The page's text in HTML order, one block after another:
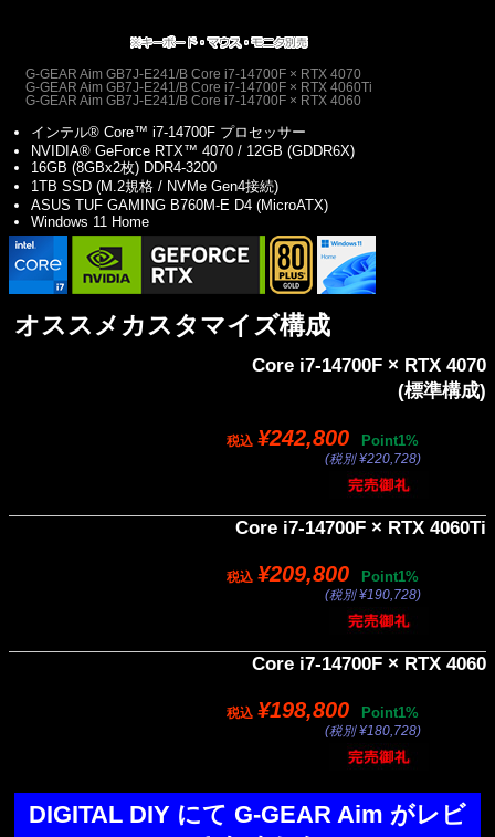
G-GEAR Aim GB7J-E241/B Core i7-14700F × RTX 4070
G-GEAR Aim GB7J-E241/B Core i7-14700F × RTX 4060Ti
G-GEAR Aim GB7J-E241/B Core i7-14700F × RTX 4060
インテル® Core™ i7-14700F プロセッサー
NVIDIA® GeForce RTX™ 4070 / 12GB (GDDR6X)
16GB (8GBx2枚) DDR4-3200
1TB SSD (M.2規格 / NVMe Gen4接続)
ASUS TUF GAMING B760M-E D4 (MicroATX)
Windows 11 Home
オススメカスタマイズ構成
Core i7-14700F × RTX 4070
(標準構成)
税込 ¥242,800 Point1%
(税別 ¥220,728)
Core i7-14700F × RTX 4060Ti
税込 ¥209,800 Point1%
(税別 ¥190,728)
Core i7-14700F × RTX 4060
税込 ¥198,800 Point1%
(税別 ¥180,728)
DIGITAL DIY にて G-GEAR Aim がレビ